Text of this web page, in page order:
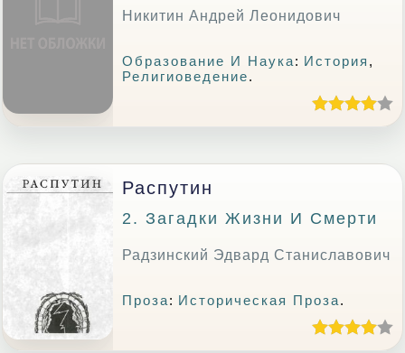
Никитин Андрей Леонидович
Образование И Наука: История ,
Религиоведение.
Распутин
2. Загадки Жизни И Смерти
Радзинский Эдвард Станиславович
Проза: Историческая Проза.